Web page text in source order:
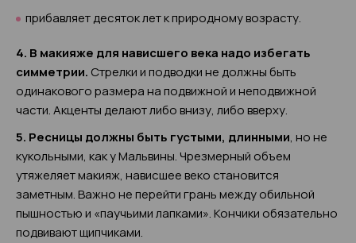
прибавляет десяток лет к природному возрасту.
4. В макияже для нависшего века надо избегать
симметрии. Стрелки и подводки не должны быть
одинакового размера на подвижной и неподвижной
части. Акценты делают либо внизу, либо вверху.
5. Ресницы должны быть густыми, длинными, но не
кукольными, как у Мальвины. Чрезмерный объем
утяжеляет макияж, нависшее веко становится
заметным. Важно не перейти грань между обильной
пышностью и «паучьими лапками». Кончики обязательно
подвивают щипчиками.